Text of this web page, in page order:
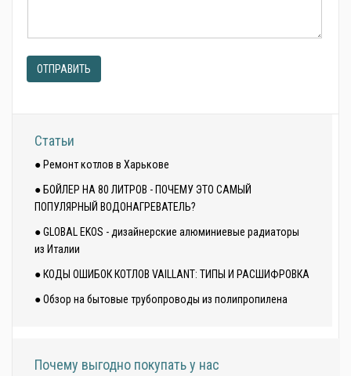
ОТПРАВИТЬ
Статьи
● Ремонт котлов в Харькове
● БОЙЛЕР НА 80 ЛИТРОВ - ПОЧЕМУ ЭТО САМЫЙ
ПОПУЛЯРНЫЙ ВОДОНАГРЕВАТЕЛЬ?
● GLOBAL EKOS - дизайнерские алюминиевые радиаторы
из Италии
● КОДЫ ОШИБОК КОТЛОВ VAILLANT: ТИПЫ И РАСШИФРОВКА
● Обзор на бытовые трубопроводы из полипропилена
Почему выгодно покупать у нас